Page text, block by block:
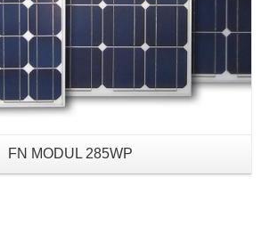
FN MODUL 285WP